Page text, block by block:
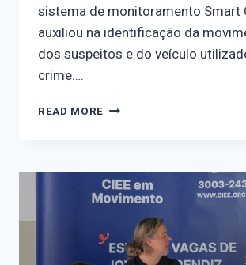
sistema de monitoramento Smart
auxiliou na identificação da
dos suspeitos e do veículo
crime….
READ MORE